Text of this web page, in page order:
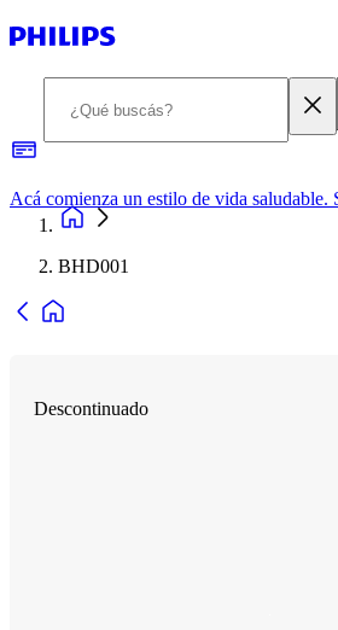
BHD001
Descontinuado